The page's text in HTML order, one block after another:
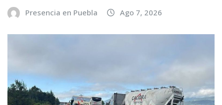
Presencia en Puebla Ago 7, 2026